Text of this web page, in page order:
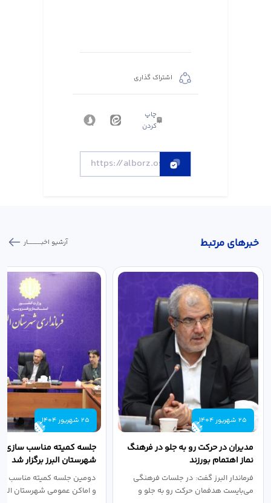
اشتراک گذاری
چاپ
کردن
خبر‌های مرتبط آرشیو اخبـــــــــــار
25 شهریور 1404
مدیران در حرکت رو به جلو در فرهنگ
نماز اهتمام بورزند
فرماندار البرز گفت: در جلسات فرهنگی
می‌بایست هدفمان حرکت رو به جلو و
25 شهریور 1404
جلسه کمیته مناسب سازی
شهرستان البرز برگزار شد
دومین جلسه کمیته مناسب
و اماکن عمومی شهرستان